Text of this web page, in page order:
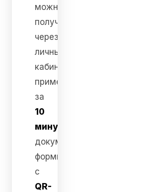
можно
получить
через
личный
кабинет
примерно
за
10
минут
документ
формируется
с
QR-